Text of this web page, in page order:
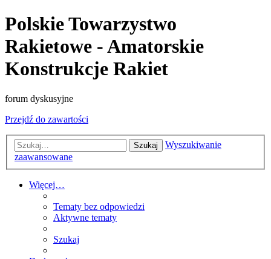
Polskie Towarzystwo
Rakietowe - Amatorskie
Konstrukcje Rakiet
forum dyskusyjne
Przejdź do zawartości
Szukaj
Wyszukiwanie
zaawansowane
Więcej…
Tematy bez odpowiedzi
Aktywne tematy
Szukaj